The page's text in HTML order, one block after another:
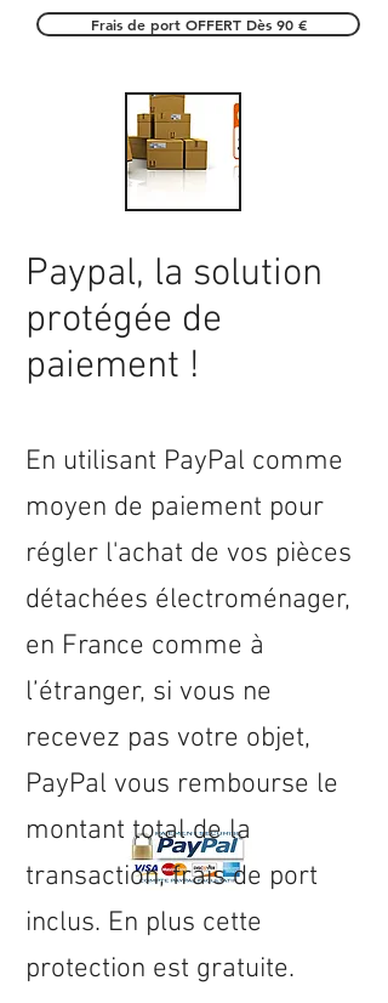
Frais de port OFFERT Dès 90 €
Paypal, la solution
protégée de
paiement !
En utilisant PayPal comme
moyen de paiement pour
régler l'achat de vos pièces
détachées électroménager,
en France comme à
l’étranger, si vous ne
recevez pas votre objet,
PayPal vous rembourse le
montant total de la
transaction, frais de port
inclus. En plus cette
protection est gratuite.